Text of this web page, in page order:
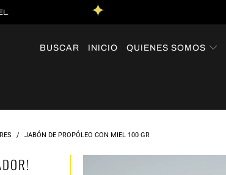
BUSCAR INICIO QUIENES SOMOS
/ JABÓN DE PROPÓLEO CON MIEL 100 GR